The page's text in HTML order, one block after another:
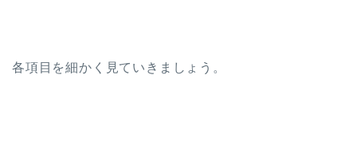
各項目を細かく見ていきましょう。